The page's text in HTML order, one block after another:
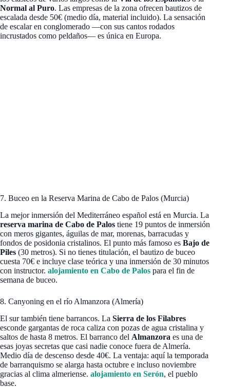
Normal al Puro. Las empresas de la zona ofrecen bautizos de
escalada desde 50€ (medio día, material incluido). La sensación
de escalar en conglomerado —con sus cantos rodados
incrustados como peldaños— es única en Europa.
7. Buceo en la Reserva Marina de Cabo de Palos (Murcia)
La mejor inmersión del Mediterráneo español está en Murcia. La
reserva marina de Cabo de Palos tiene 19 puntos de inmersión
con meros gigantes, águilas de mar, morenas, barracudas y
fondos de posidonia cristalinos. El punto más famoso es Bajo de
Piles (30 metros). Si no tienes titulación, el bautizo de buceo
cuesta 70€ e incluye clase teórica y una inmersión de 30 minutos
con instructor. alojamiento en Cabo de Palos para el fin de
semana de buceo.
8. Canyoning en el río Almanzora (Almería)
El sur también tiene barrancos. La Sierra de los Filabres
esconde gargantas de roca caliza con pozas de agua cristalina y
saltos de hasta 8 metros. El barranco del Almanzora es una de
esas joyas secretas que casi nadie conoce fuera de Almería.
Medio día de descenso desde 40€. La ventaja: aquí la temporada
de barranquismo se alarga hasta octubre e incluso noviembre
gracias al clima almeriense. alojamiento en Serón, el pueblo
base.